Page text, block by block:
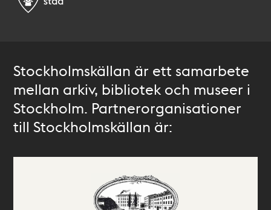
Stockholmskällan är ett samarbete
mellan arkiv, bibliotek och museer i
Stockholm. Partnerorganisationer
till Stockholmskällan är: